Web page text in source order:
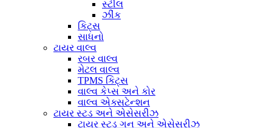
સ્ટીલ
ઝીંક
કિટ્સ
સાધનો
ટાયર વાલ્વ
રબર વાલ્વ
મેટલ વાલ્વ
TPMS કિટ્સ
વાલ્વ કેપ્સ અને કોર
વાલ્વ એક્સટેન્શન
ટાયર સ્ટડ અને એસેસરીઝ
ટાયર સ્ટડ ગન અને એસેસરીઝ